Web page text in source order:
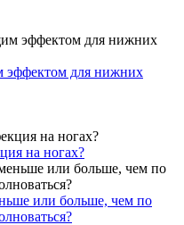
эффектом для нижних
на ногах?
или больше, чем по